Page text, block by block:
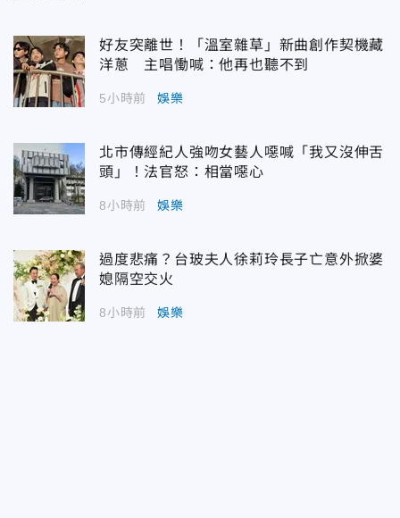
好友突離世！「溫室雜草」新曲創作契機藏
洋蔥 主唱慟喊：他再也聽不到
5小時前 娛樂
北市傳經紀人強吻女藝人噁喊「我又沒伸舌
頭」！法官怒：相當噁心
8小時前 娛樂
過度悲痛？台玻夫人徐莉玲長子亡意外掀婆
媳隔空交火
8小時前 娛樂